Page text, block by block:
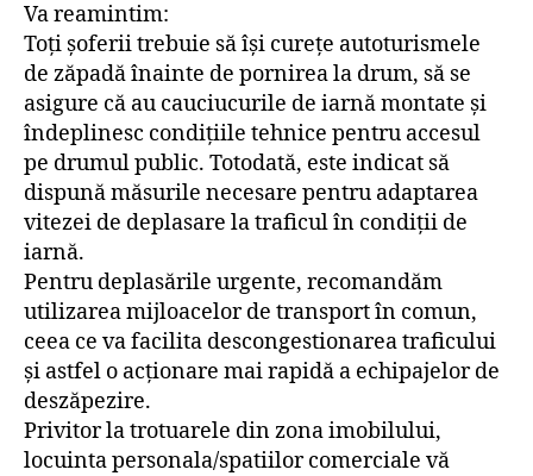
Va reamintim:
Toți șoferii trebuie să își curețe autoturismele
de zăpadă înainte de pornirea la drum, să se
asigure că au cauciucurile de iarnă montate și
îndeplinesc condițiile tehnice pentru accesul
pe drumul public. Totodată, este indicat să
dispună măsurile necesare pentru adaptarea
vitezei de deplasare la traficul în condiții de
iarnă.
Pentru deplasările urgente, recomandăm
utilizarea mijloacelor de transport în comun,
ceea ce va facilita descongestionarea traficului
și astfel o acționare mai rapidă a echipajelor de
deszăpezire.
Privitor la trotuarele din zona imobilului,
locuinta personala/spatiilor comerciale vă